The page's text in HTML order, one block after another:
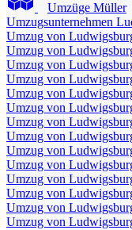
Umzüge Müller
Umzugsunternehmen
Umzug von
Umzug von
Umzug von
Umzug von
Umzug von
Umzug von
Umzug von
Umzug von
Umzug von
Umzug von
Umzug von
Umzug von
Umzug von
Umzug von